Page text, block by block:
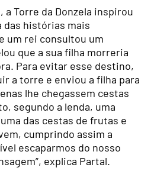
a Torre da Donzela inspirou
das histórias mais
um rei consultou um
que a sua filha morreria
Para evitar esse destino,
a torre e enviou a filha para
lhe chegassem cestas
segundo a lenda, uma
das cestas de frutas e
cumprindo assim a
escaparmos do nosso
explica Partal.